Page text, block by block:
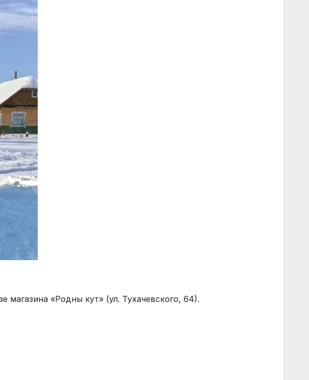
магазина «Родны кут» (ул. Тухачевского, 64).